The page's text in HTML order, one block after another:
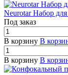
Neurotar Набор
Под заказ
В корзину В
В корзину В